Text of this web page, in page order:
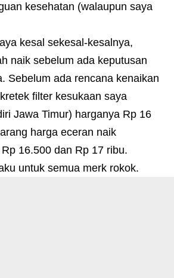
kesehatan (walaupun saya
kesal sekesal-kesalnya,
naik sebelum ada keputusan
Sebelum ada rencana kenaikan
filter kesukaan saya
Jawa Timur) harganya Rp 16
harga eceran naik
16.500 dan Rp 17 ribu.
untuk semua merk rokok.